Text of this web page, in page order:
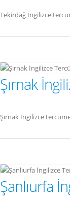
Tekirdağ İngilizce
Şırnak
Şırnak İngilizce
Şanlıurfa